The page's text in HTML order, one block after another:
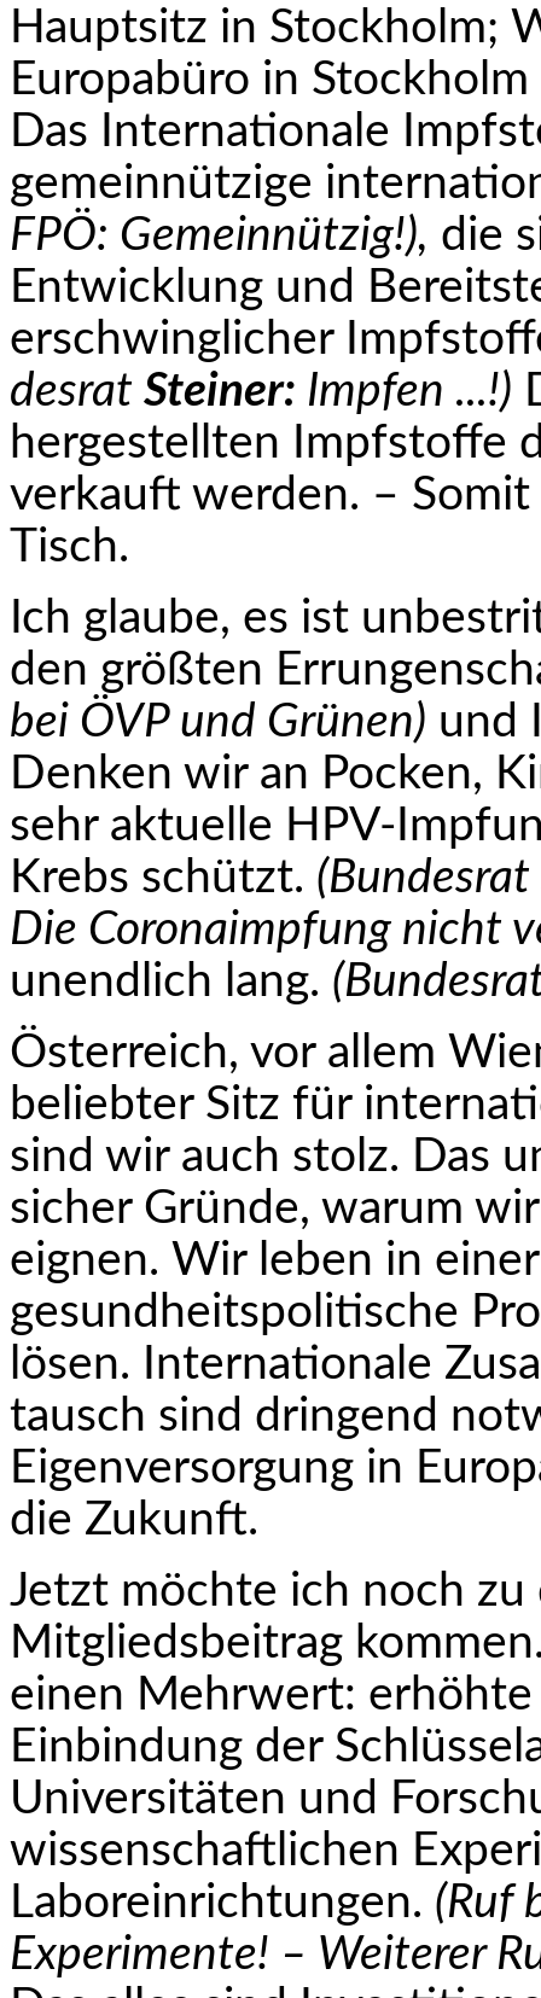
Hauptsitz in Stockholm;
Europabüro in
Das Internationale
gemeinnützige
FPÖ: Ge­meinnützig!), die
Entwicklung und
erschwinglicher
desrat Steiner: Impfen ...!)
hergestellten Impf­stoffe
verkauft werden. – Somit
Tisch.
Ich glaube, es ist
den größten
bei ÖVP und Grünen) und
Denken wir an Pocken,
sehr aktuelle HPV-
Krebs schützt. (Bundesrat
Die Coronaimpfung nicht
unendlich lang.
Österreich, vor allem
beliebter Sitz für
sind wir auch stolz. Das
sicher Gründe, warum
eignen. Wir leben in
gesundheitspolitische
lösen. Internationale
tausch sind dringend
Eigenversorgung in
die Zukunft.
Jetzt möchte ich noch
Mitgliedsbeitrag
einen Mehrwert:
Einbindung der
Universitäten und
wissenschaftlichen
Laboreinrichtungen. (Ruf
Experimente! – Weiterer